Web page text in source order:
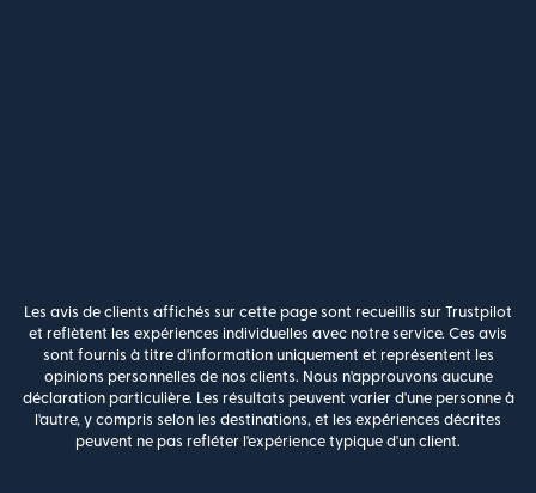
Les avis de clients affichés sur cette page sont recueillis sur Trustpilot
et reflètent les expériences individuelles avec notre service. Ces avis
sont fournis à titre d'information uniquement et représentent les
opinions personnelles de nos clients. Nous n'approuvons aucune
déclaration particulière. Les résultats peuvent varier d'une personne à
l'autre, y compris selon les destinations, et les expériences décrites
peuvent ne pas refléter l'expérience typique d'un client.